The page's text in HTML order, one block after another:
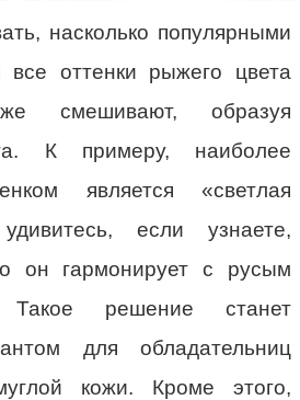
насколько популярными
все оттенки рыжего цвета
смешивают, образуя
К примеру, наиболее
является «светлая
если узнаете,
он гармонирует с русым
решение станет
для обладательниц
кожи. Кроме этого,